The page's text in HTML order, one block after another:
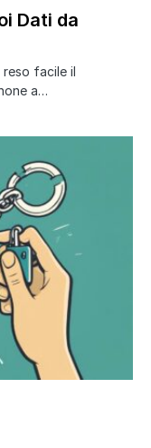
Dati da
reso facile il
a…